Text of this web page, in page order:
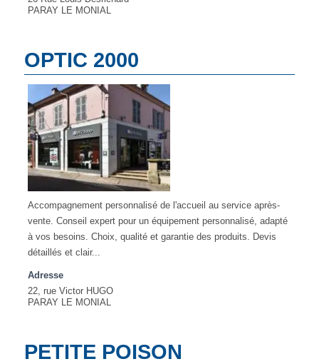
PARAY LE MONIAL
OPTIC 2000
Accompagnement personnalisé de l'accueil au service après-
vente. Conseil expert pour un équipement personnalisé, adapté
à vos besoins. Choix, qualité et garantie des produits. Devis
détaillés et clair...
Adresse
22, rue Victor HUGO
PARAY LE MONIAL
PETITE POISON